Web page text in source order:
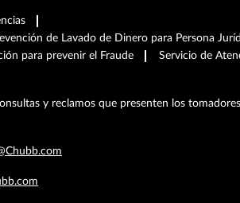
de Lavado de Dinero para Persona
para prevenir el Fraude
Servicio de
y reclamos que presenten los